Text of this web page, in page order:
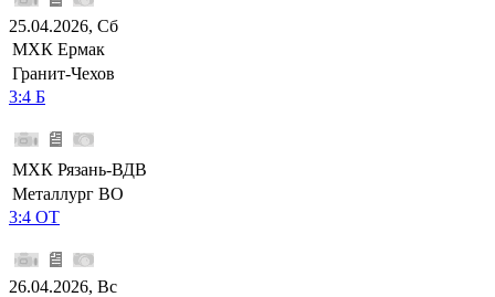
25.04.2026, Сб
МХК Ермак
Гранит-Чехов
3:4 Б
МХК Рязань-ВДВ
Металлург ВО
3:4 ОТ
26.04.2026, Вс